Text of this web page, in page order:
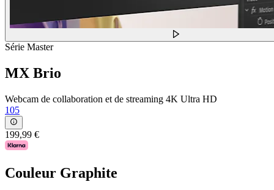
Série Master
MX Brio
Webcam de collaboration et de streaming 4K Ultra HD
105
199,99 €
Couleur Graphite